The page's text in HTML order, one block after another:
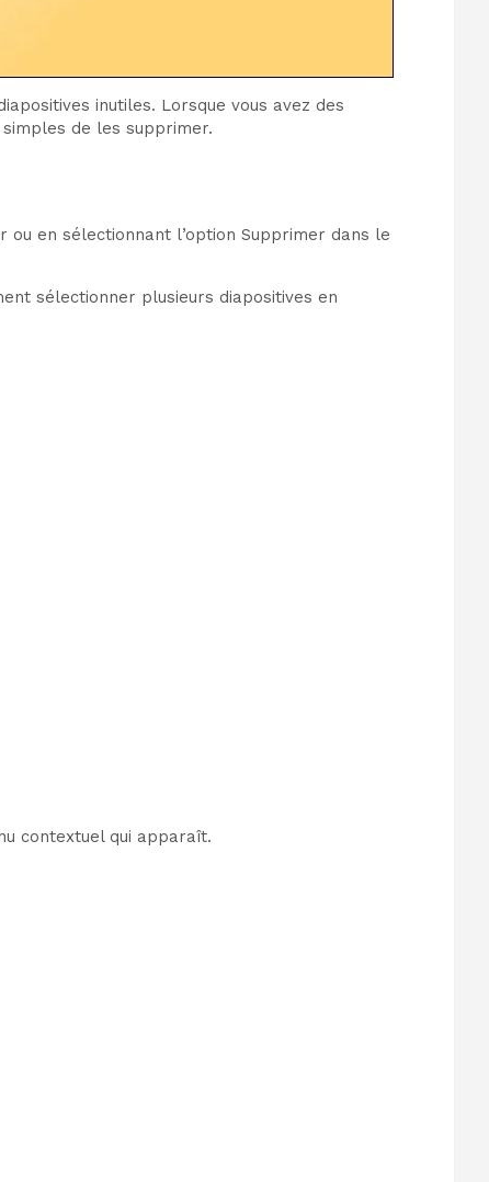
inutiles. Lorsque vous avez des
de les supprimer.
en sélectionnant l’option Supprimer dans le
sélectionner plusieurs diapositives en
contextuel qui apparaît.